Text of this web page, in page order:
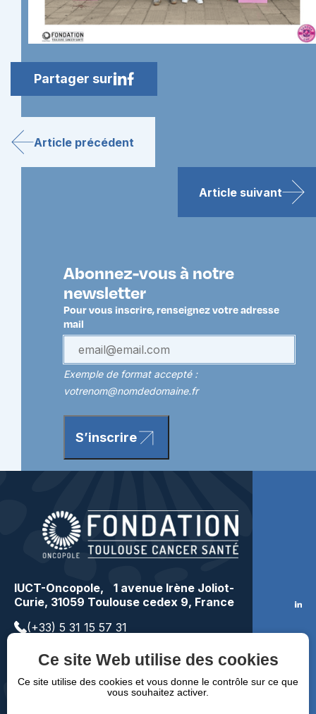
Partager sur
Article précédent
Article suivant
Abonnez-vous à notre
newsletter
Pour vous inscrire, renseignez votre adresse
mail
Exemple de format accepté :
votrenom@nomdedomaine.fr
S’inscrire
IUCT-Oncopole, 1 avenue Irène Joliot-
Curie, 31059 Toulouse cedex 9, France
(+33) 5 31 15 57 31
Faire un don
Ce site Web utilise des cookies
Ce site utilise des cookies et vous donne le contrôle sur ce que
vous souhaitez activer.